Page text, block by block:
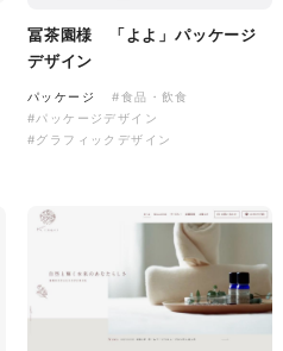
印刷物
#産業廃棄物処理業
#エコ・環境
冨茶園様 「よよ」パッケージ
デザイン
パッケージ
#食品・飲食
#パッケージデザイン
#グラフィックデザイン